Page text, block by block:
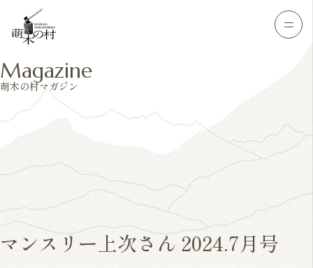
Magazine
萌木の村マガジン
マンスリー上次さん 2024.7月号